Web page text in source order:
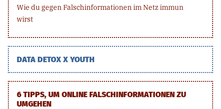
Wie du gegen Falschinformationen im Netz immun
wirst
DATA DETOX X YOUTH
6 TIPPS, UM ONLINE FALSCHINFORMATIONEN ZU
UMGEHEN